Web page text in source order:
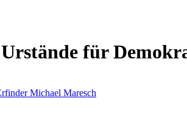
für
Michael Maresch